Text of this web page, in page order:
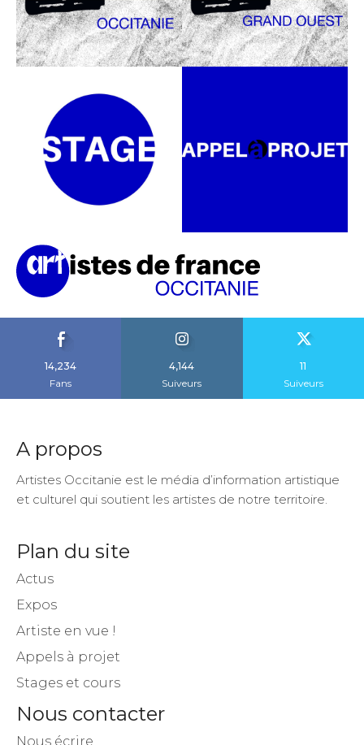
14,234
Fans
4,144
Suiveurs
11
Suiveurs
A propos
Artistes Occitanie est le média d’information artistique
et culturel qui soutient les artistes de notre territoire.
Plan du site
Actus
Expos
Artiste en vue !
Appels à projet
Stages et cours
Nous contacter
Nous écrire